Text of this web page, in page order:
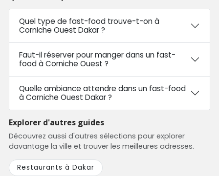
Quel type de fast-food trouve-t-on à
Corniche Ouest Dakar ?
Faut-il réserver pour manger dans un fast-
food à Corniche Ouest ?
Quelle ambiance attendre dans un fast-food
à Corniche Ouest Dakar ?
Explorer d'autres guides
Découvrez aussi d'autres sélections pour explorer
davantage la ville et trouver les meilleures adresses.
Restaurants à Dakar